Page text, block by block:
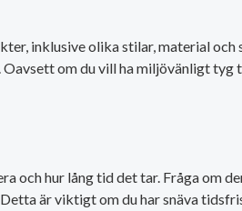
inklusive olika stilar, material
om du vill ha miljövänligt
och hur lång tid det tar. Fråga om
är viktigt om du har snäva